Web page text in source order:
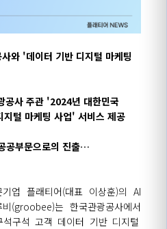
와 '데이터 기반 디지털 마케팅
공사 주관 '2024년 대한민국
털 마케팅 사업' 서비스 제공
공부문으로의 진출…
업 플래티어(대표 이상훈)의 AI
(groobee)는 한국관광공사에서
구석 고객 데이터 기반 디지털